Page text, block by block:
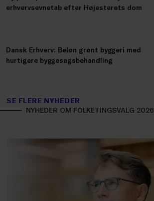
erhvervsevnetab efter Højesterets dom
Dansk Erhverv: Beløn grønt byggeri med
hurtigere byggesagsbehandling
SE FLERE NYHEDER
NYHEDER OM FOLKETINGSVALG 2026